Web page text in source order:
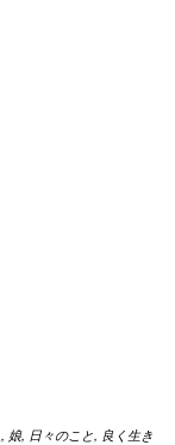
, 娘, 日々のこと, 良く生き